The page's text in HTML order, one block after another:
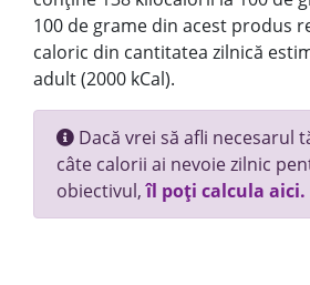
100 de grame din acest produs
caloric din cantitatea zilnică
adult (2000 kCal).
Dacă vrei să afli necesarul
câte calorii ai nevoie zilnic
obiectivul,îl poți calcula aici.